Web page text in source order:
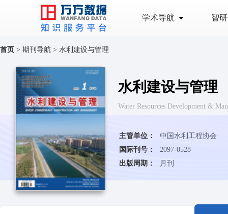
学术导航 智
首页 > 期刊导航 > 水利建设与管理
水利建设与管理
Water Resources Development &
主管单位：
中国水利工程协会
国际刊号：
2097-0528
出版周期：
月刊